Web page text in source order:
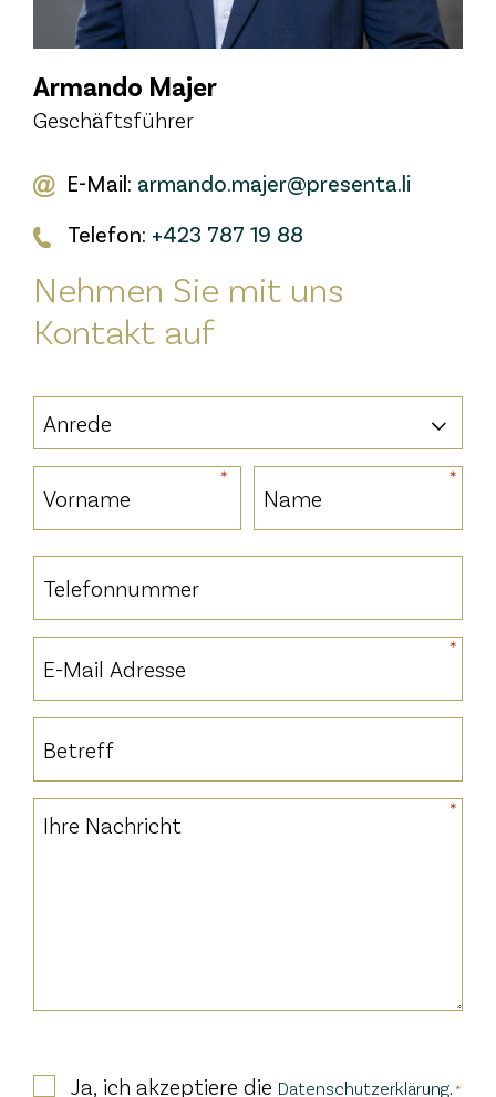
Armando Majer
Geschäftsführer
E-Mail: armando.majer@presenta.li
Telefon: +423 787 19 88
Nehmen Sie mit uns
Kontakt auf
Name
*
Vorspann *
Vorname
*
Nachname
Mail
Adresse
*
Nachricht *
Consent
Ja, ich akzeptiere die Datenschutzerklärung.*